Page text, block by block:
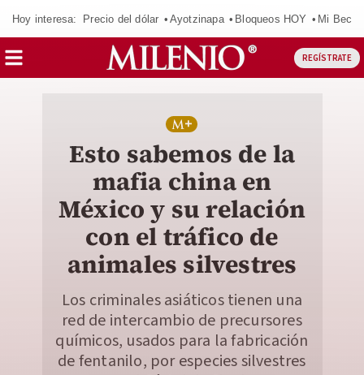
Hoy interesa: Precio del dólar Ayotzinapa Bloqueos HOY Mi Beca
REGÍSTRATE
Esto sabemos de la
mafia china en
México y su relación
con el tráfico de
animales silvestres
Los criminales asiáticos tienen una
red de intercambio de precursores
químicos, usados para la fabricación
de fentanilo, por especies silvestres